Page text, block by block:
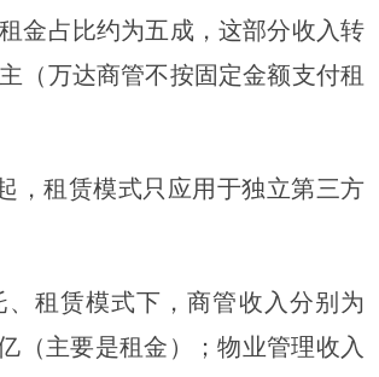
金占比约为五成，这部分收入转
（万达商管不按固定金额支付租
，租赁模式只应用于独立第三方
、租赁模式下，商管收入分别为
（主要是租金）；物业管理收入